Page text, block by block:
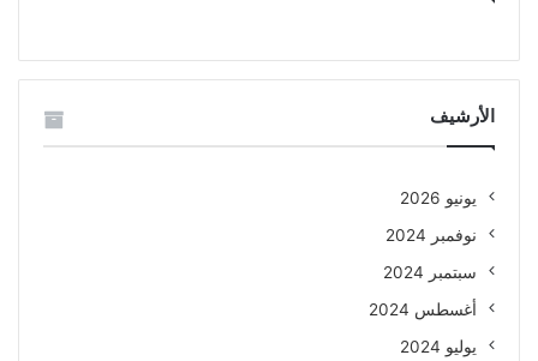
الأرشيف
يونيو 2026
نوفمبر 2024
سبتمبر 2024
أغسطس 2024
يوليو 2024